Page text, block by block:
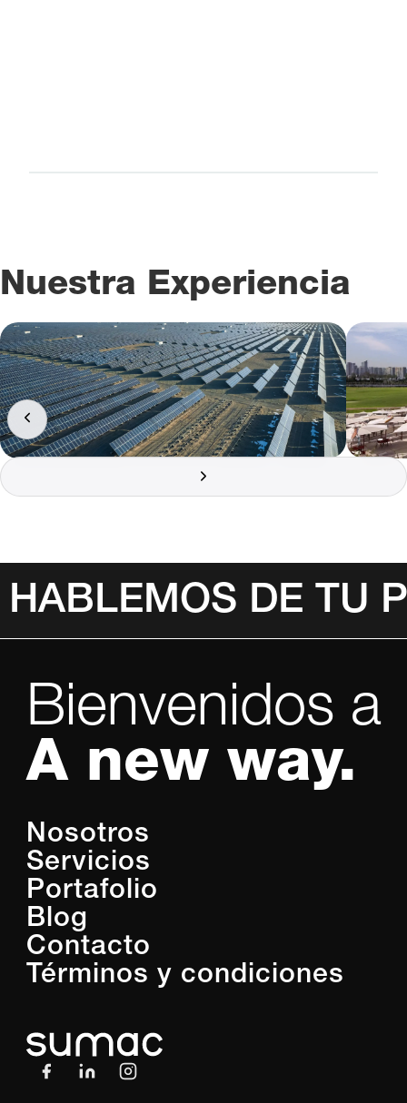
Nuestra Experiencia
HABLEMOS DE TU
Bienvenidos a
A new way.
Nosotros
Servicios
Portafolio
Blog
Contacto
Términos y condiciones